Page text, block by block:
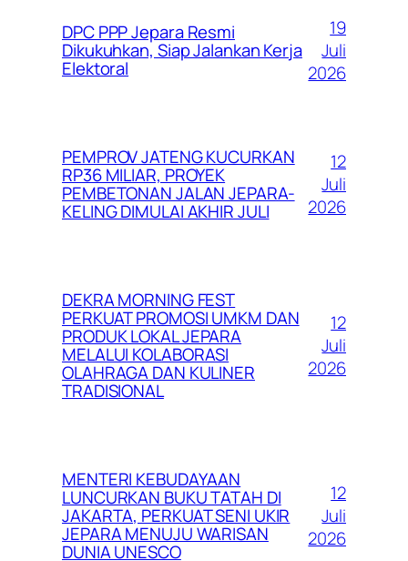
DPC PPP Jepara Resmi
Dikukuhkan, Siap Jalankan Kerja
Elektoral
19
Juli
2026
PEMPROV JATENG KUCURKAN
RP36 MILIAR, PROYEK
PEMBETONAN JALAN JEPARA-
KELING DIMULAI AKHIR JULI
12
Juli
2026
DEKRA MORNING FEST
PERKUAT PROMOSI UMKM DAN
PRODUK LOKAL JEPARA
MELALUI KOLABORASI
OLAHRAGA DAN KULINER
TRADISIONAL
12
Juli
2026
MENTERI KEBUDAYAAN
LUNCURKAN BUKU TATAH DI
JAKARTA, PERKUAT SENI UKIR
JEPARA MENUJU WARISAN
DUNIA UNESCO
12
Juli
2026